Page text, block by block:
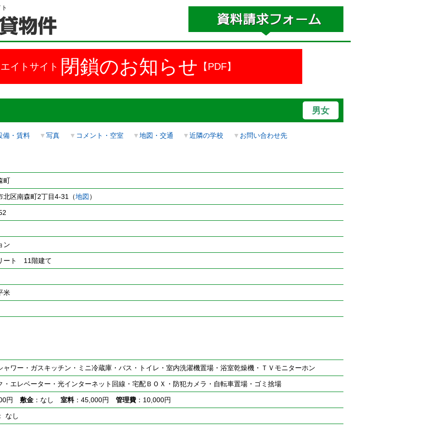
イトサイト 閉鎖のお知らせ 【PDF】
男女
備・賃料 ▼写真 ▼ コメント・空室 ▼地図・交通 ▼近隣の学校 ▼ お問い合わせ先
町
北区南森町2丁目4-31（地図）
ン
ート 11階建て
米
ャワー・ガスキッチン・ミニ冷蔵庫・バス・トイレ・室内洗濯機置場・浴室乾燥機・ＴＶモニターホン
・エレベーター・光インターネット回線・宅配ＢＯＸ・防犯カメラ・自転車置場・ゴミ捨場
円 敷金：なし 室料：45,000円 管理費：10,000円
なし